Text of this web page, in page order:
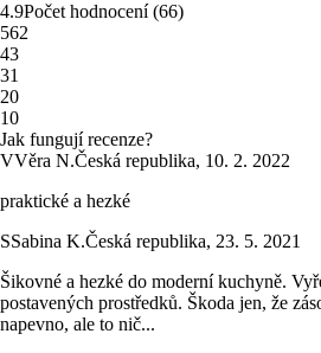
4.9Počet hodnocení(66)
562
43
31
20
10
Jak fungují recenze?
VVěra N.Česká republika, 10. 2. 2022
praktické a hezké
SSabina K.Česká republika, 23. 5. 2021
Šikovné a hezké do moderní kuchyně.
postavených prostředků. Škoda jen, že
napevno, ale to nič...